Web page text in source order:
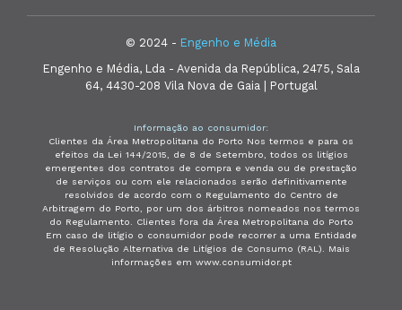
© 2024 - Engenho e Média
Engenho e Média, Lda - Avenida da República, 2475, Sala
64, 4430-208 Vila Nova de Gaia | Portugal
Informação ao consumidor:
Clientes da Área Metropolitana do Porto Nos termos e para os
efeitos da Lei 144/2015, de 8 de Setembro, todos os litígios
emergentes dos contratos de compra e venda ou de prestação
de serviços ou com ele relacionados serão definitivamente
resolvidos de acordo com o Regulamento do Centro de
Arbitragem do Porto, por um dos árbitros nomeados nos termos
do Regulamento. Clientes fora da Área Metropolitana do Porto
Em caso de litígio o consumidor pode recorrer a uma Entidade
de Resolução Alternativa de Litígios de Consumo (RAL). Mais
informações em www.consumidor.pt